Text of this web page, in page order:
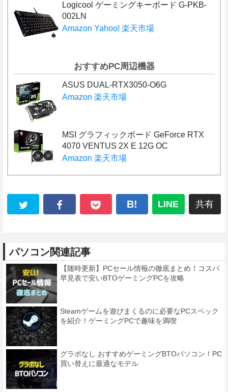
Logicool ゲーミングキーボード G-PKB-
002LN
Amazon Yahoo! 楽天市場
おすすめPC周辺機器
ASUS DUAL-RTX3050-O6G
Amazon 楽天市場
MSI グラフィックボード GeForce RTX
4070 VENTUS 2X E 12G OC
Amazon 楽天市場
B! LINE 共有
パソコン関連記事
【随時更新】PCセール情報の徹底まとめ！コスパ
早見表で安いBTOゲーミングPCを攻略
Steamゲームを遊びまくるのに必要なPCスペック
を紹介！ゲーミングPCで趣味を満喫
グラボなし おすすめゲーミングBTOパソコン！PC
買い替えに最適なモデル